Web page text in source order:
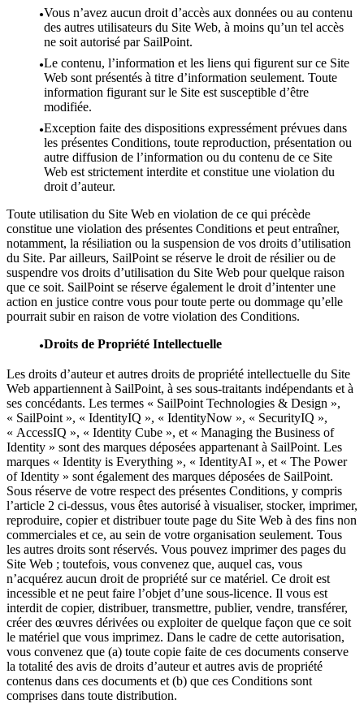
Vous n’avez aucun droit d’accès aux données ou au contenu
des autres utilisateurs du Site Web, à moins qu’un tel accès
ne soit autorisé par SailPoint.
Le contenu, l’information et les liens qui figurent sur ce Site
Web sont présentés à titre d’information seulement. Toute
information figurant sur le Site est susceptible d’être
modifiée.
Exception faite des dispositions expressément prévues dans
les présentes Conditions, toute reproduction, présentation ou
autre diffusion de l’information ou du contenu de ce Site
Web est strictement interdite et constitue une violation du
droit d’auteur.
Toute utilisation du Site Web en violation de ce qui précède
constitue une violation des présentes Conditions et peut entraîner,
notamment, la résiliation ou la suspension de vos droits d’utilisation
du Site. Par ailleurs, SailPoint se réserve le droit de résilier ou de
suspendre vos droits d’utilisation du Site Web pour quelque raison
que ce soit. SailPoint se réserve également le droit d’intenter une
action en justice contre vous pour toute perte ou dommage qu’elle
pourrait subir en raison de votre violation des Conditions.
Droits de Propriété Intellectuelle
Les droits d’auteur et autres droits de propriété intellectuelle du Site
Web appartiennent à SailPoint, à ses sous-traitants indépendants et à
ses concédants. Les termes « SailPoint Technologies & Design »,
« SailPoint », « IdentityIQ », « IdentityNow », « SecurityIQ »,
« AccessIQ », « Identity Cube », et « Managing the Business of
Identity » sont des marques déposées appartenant à SailPoint. Les
marques « Identity is Everything », « IdentityAI », et « The Power
of Identity » sont également des marques déposées de SailPoint.
Sous réserve de votre respect des présentes Conditions, y compris
l’article 2 ci-dessus, vous êtes autorisé à visualiser, stocker, imprimer,
reproduire, copier et distribuer toute page du Site Web à des fins non
commerciales et ce, au sein de votre organisation seulement. Tous
les autres droits sont réservés. Vous pouvez imprimer des pages du
Site Web ; toutefois, vous convenez que, auquel cas, vous
n’acquérez aucun droit de propriété sur ce matériel. Ce droit est
incessible et ne peut faire l’objet d’une sous-licence. Il vous est
interdit de copier, distribuer, transmettre, publier, vendre, transférer,
créer des œuvres dérivées ou exploiter de quelque façon que ce soit
le matériel que vous imprimez. Dans le cadre de cette autorisation,
vous convenez que (a) toute copie faite de ces documents conserve
la totalité des avis de droits d’auteur et autres avis de propriété
contenus dans ces documents et (b) que ces Conditions sont
comprises dans toute distribution.